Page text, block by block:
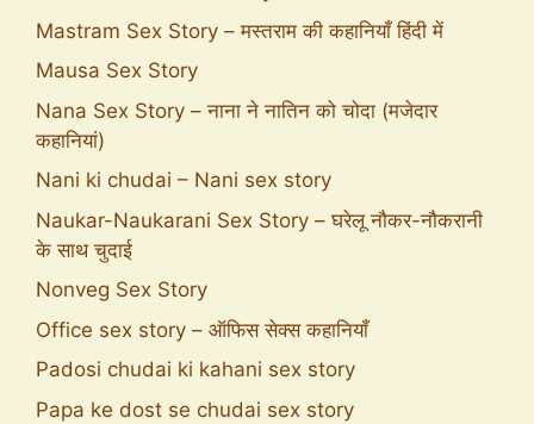
Mastram Sex Story – मस्तराम की कहानियाँ हिंदी में
Mausa Sex Story
Nana Sex Story – नाना ने नातिन को चोदा (मजेदार
कहानियां)
Nani ki chudai – Nani sex story
Naukar-Naukarani Sex Story – घरेलू नौकर-नौकरानी
के साथ चुदाई
Nonveg Sex Story
Office sex story – ऑफिस सेक्स कहानियाँ
Padosi chudai ki kahani sex story
Papa ke dost se chudai sex story